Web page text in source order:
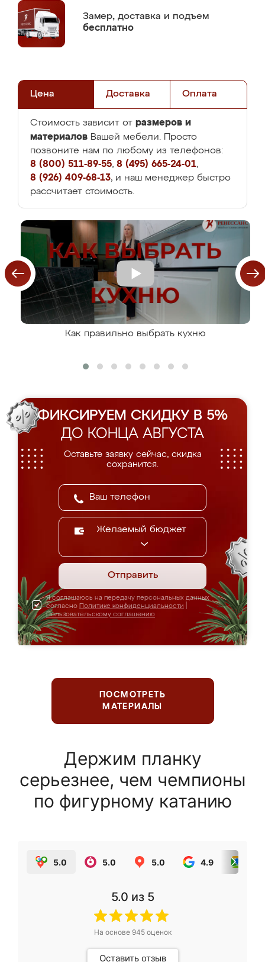
Замер, доставка и подъем
бесплатно
Цена Доставка Оплата
Стоимость зависит от размеров и
материалов Вашей мебели. Просто
позвоните нам по любому из телефонов:
8 (800) 511-89-55, 8 (495) 665-24-01,
8 (926) 409-68-13, и наш менеджер быстро
рассчитает стоимость.
Как правильно выбрать кухню
ФИКСИРУЕМ СКИДКУ В 5%
ДО КОНЦА АВГУСТА
Оставьте заявку сейчас, скидка
сохранится.
Желаемый бюджет
Отправить
Я соглашаюсь на передачу персональных данных
согласно Политике конфиденциальности
Пользовательскому соглашению
ПОСМОТРЕТЬ
МАТЕРИАЛЫ
Держим планку
серьезнее, чем чемпионы
по фигурному катанию
5.0 5.0 5.0 4.9
5.0 из 5
На основе 945оценок
Оставить отзыв